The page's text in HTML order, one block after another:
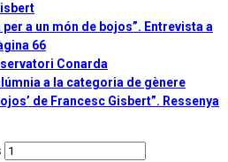
per a un món de bojos”. Entrevista a
66
Conarda
a la categoria de gènere
de Francesc Gisbert”. Ressenya